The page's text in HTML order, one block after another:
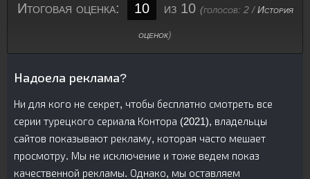
Итоговая оценка: 10 из 10 (голосов: 2/История
оценок)
Надоела реклама?
Ни для кого не секрет, чтобы бесплатно смотреть все
серии турецкого сериалa Контора (2021), владельцы
сайтов показывают рекламу, которая часто мешает
просмотру. Мы не исключение и тоже ведем показ
качественной рекламы. Однако, мы оставляем